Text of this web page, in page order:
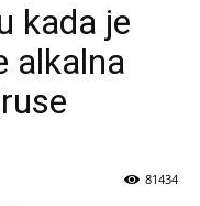
kada je
alkalna
81434